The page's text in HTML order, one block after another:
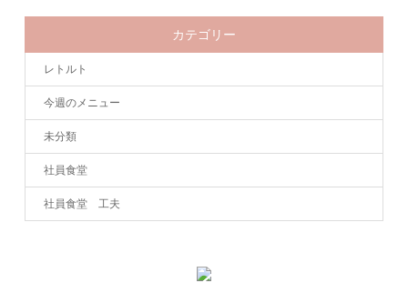
カテゴリー
レトルト
今週のメニュー
未分類
社員食堂
社員食堂 工夫